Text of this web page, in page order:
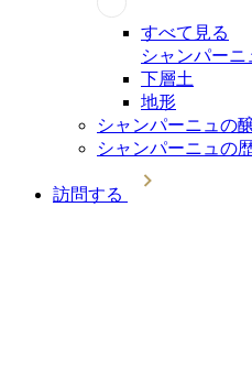
すべて見る
シャンパー
下層土
地形
シャンパーニュの
シャンパーニュの
訪問する